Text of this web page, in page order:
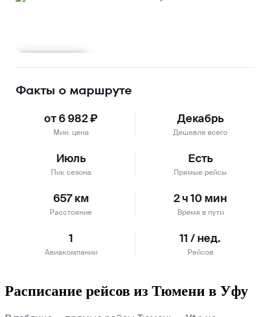
Факты о маршруте
от 6 982 ₽
Мин. цена
Декабрь
Дешевле всего
Июль
Пик сезона
Есть
Прямые рейсы
657 км
Расстояние
2 ч 10 мин
Время в пути
1
Авиакомпании
11 / нед.
Рейсов
Расписание рейсов из Тюмени в Уфу